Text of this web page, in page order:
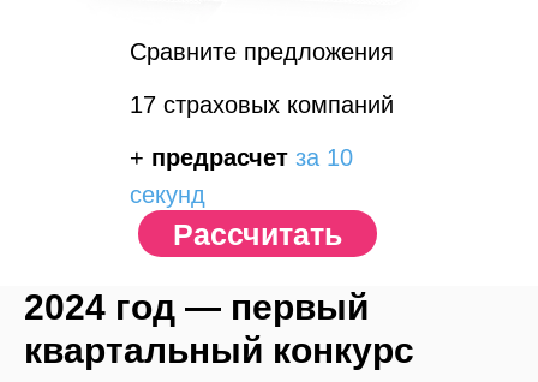
Сравните предложения
17 страховых компаний
Рассчитать
+ предрасчет за 10
секунд
2024 год — первый
квартальный конкурс